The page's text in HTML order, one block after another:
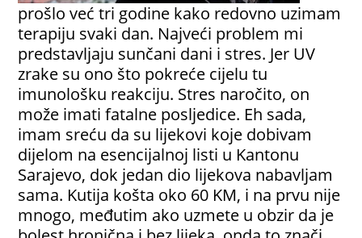
prošlo već tri godine kako redovno uzimam
terapiju svaki dan. Najveći problem mi
predstavljaju sunčani dani i stres. Jer UV
zrake su ono što pokreće cijelu tu
imunološku reakciju. Stres naročito, on
može imati fatalne posljedice. Eh sada,
imam sreću da su lijekovi koje dobivam
dijelom na esencijalnoj listi u Kantonu
Sarajevo, dok jedan dio lijekova nabavljam
sama. Kutija košta oko 60 KM, i na prvu nije
mnogo, međutim ako uzmete u obzir da je